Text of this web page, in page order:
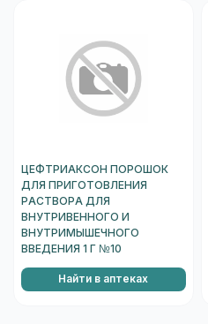
ЦЕФТРИАКСОН ПОРОШОК
ДЛЯ ПРИГОТОВЛЕНИЯ
РАСТВОРА ДЛЯ
ВНУТРИВЕННОГО И
ВНУТРИМЫШЕЧНОГО
ВВЕДЕНИЯ 1 Г №10
Найти в аптеках